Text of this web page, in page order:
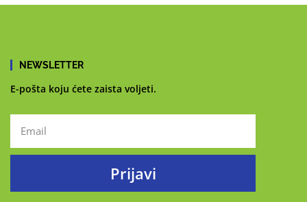
NEWSLETTER
E-pošta koju ćete zaista voljeti.
Prijavi